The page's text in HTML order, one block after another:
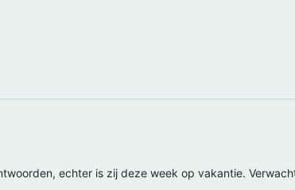
echter is zij deze week op vakantie.